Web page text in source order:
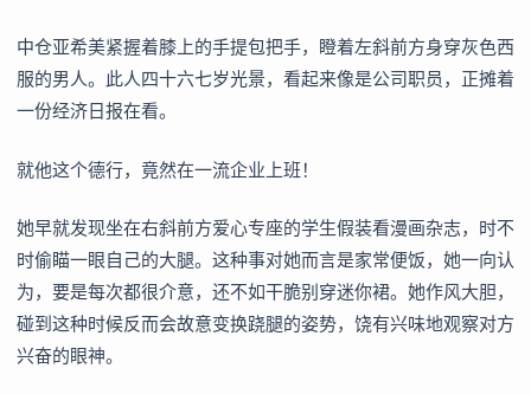
中仓亚希美紧握着膝上的手提包把手，瞪着左斜前方身穿灰色西
服的男人。此人四十六七岁光景，看起来像是公司职员，正摊着
一份经济日报在看。
就他这个德行，竟然在一流企业上班！
她早就发现坐在右斜前方爱心专座的学生假装看漫画杂志，时不
时偷瞄一眼自己的大腿。这种事对她而言是家常便饭，她一向认
为，要是每次都很介意，还不如干脆别穿迷你裙。她作风大胆，
碰到这种时候反而会故意变换跷腿的姿势，饶有兴味地观察对方
兴奋的眼神。